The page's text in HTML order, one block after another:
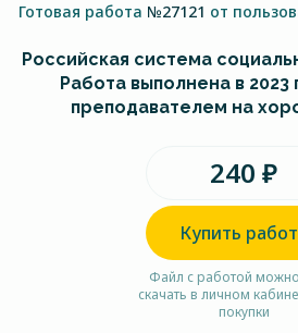
Готовая работа №27121 от
Российская система
Работа выполнена в 2023
преподавателем на
240 ₽
Купить
Файл с работой
скачать в личном
покупки